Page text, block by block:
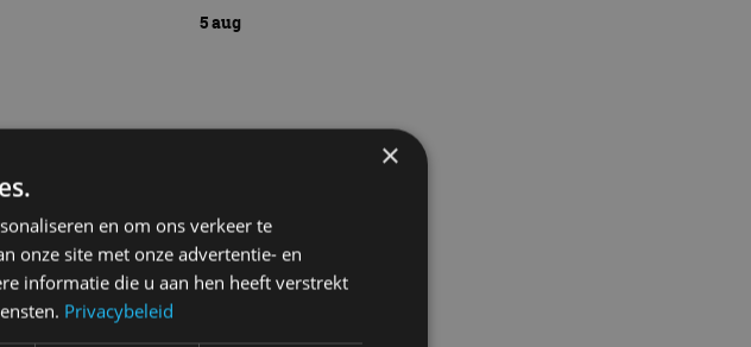
5 aug
×
en om ons verkeer te
onze site met onze advertentie- en
informatie die u aan hen heeft verstrekt
Privacybeleid